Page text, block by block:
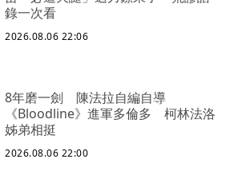
錄一次看
2026.08.06 22:06
8年磨一劍 陳法拉自編自導
《Bloodline》進軍多倫多 柯林法洛
姊弟相挺
2026.08.06 22:00